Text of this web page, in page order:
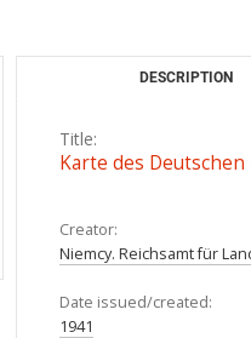
DESCRIPTION
Title:
Karte des
Creator:
Niemcy. Reichsamt für
Date issued/created:
1941